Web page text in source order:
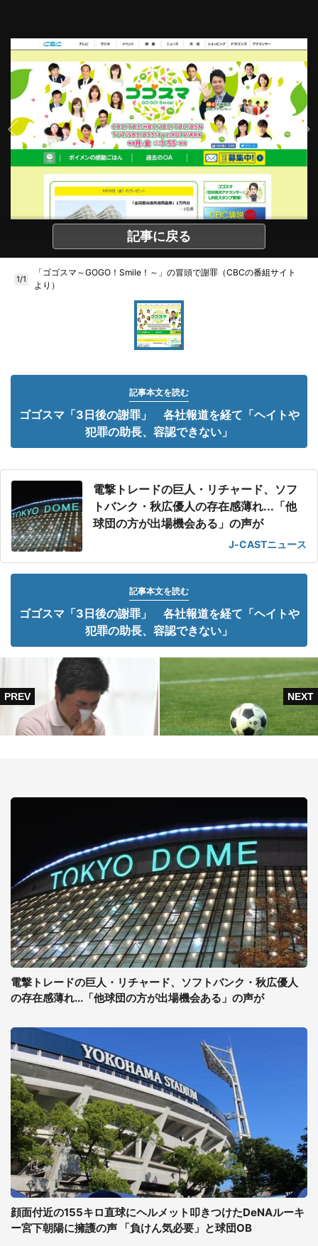
記事に戻る
1/1
「ゴゴスマ～GOGO！Smile！～」の冒頭で謝罪（CBCの番組サイト
より）
記事本文を読む
ゴゴスマ「3日後の謝罪」 各社報道を経て「ヘイトや
犯罪の助長、容認できない」
電撃トレードの巨人・リチャード、ソフ
トバンク・秋広優人の存在感薄れ...「他
球団の方が出場機会ある」の声が
J-CASTニュース
記事本文を読む
ゴゴスマ「3日後の謝罪」 各社報道を経て「ヘイトや
犯罪の助長、容認できない」
電撃トレードの巨人・リチャード、ソフトバンク・秋広優人
の存在感薄れ...「他球団の方が出場機会ある」の声が
顔面付近の155キロ直球にヘルメット叩きつけたDeNAルーキ
ー宮下朝陽に擁護の声 「負けん気必要」と球団OB